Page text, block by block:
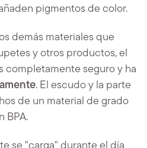
pigmentos de color.
demás materiales que
y otros productos, el
completamente seguro y ha
. El escudo y la parte
de un material de grado
BPA.
se "carga" durante el día